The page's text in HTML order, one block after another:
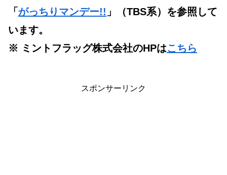
「 がっちりマンデー!! 」（TBS系）を参照して
います。
※ ミントフラッグ株式会社のHPはこちら
スポンサーリンク